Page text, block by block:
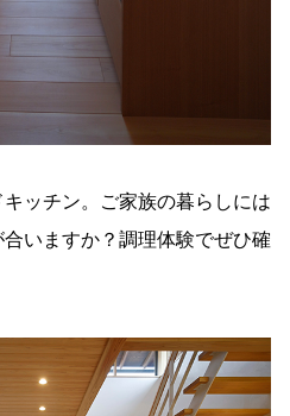
ッチン。ご家族の暮らしには
いますか？調理体験でぜひ確